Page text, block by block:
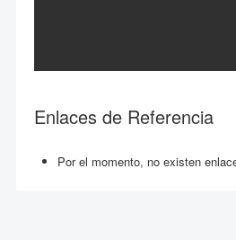
Enlaces de Referencia
Por el momento, no existen